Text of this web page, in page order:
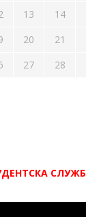
13 14
20 21
27 28